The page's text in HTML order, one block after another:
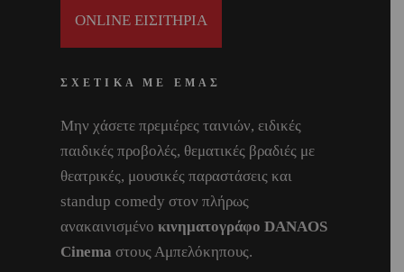
ONLINE ΕΙΣΙΤΗΡΙΑ
ΣΧΕΤΙΚΑ ΜΕ ΕΜΑΣ
Μην χάσετε πρεμιέρες ταινιών, ειδικές
παιδικές προβολές, θεματικές βραδιές με
θεατρικές, μουσικές παραστάσεις και
standup comedy στον πλήρως
ανακαινισμένο κινηματογράφο DANAOS
Cinema στους Αμπελόκηπους.